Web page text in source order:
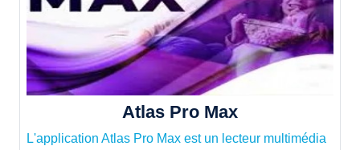
Atlas Pro Max
L'application Atlas Pro Max est un lecteur multimédia